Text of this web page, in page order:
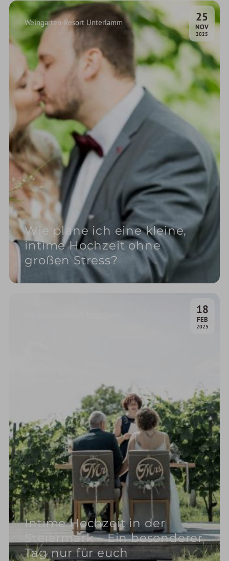
25
NOV.
2025
Wie plane ich eine kleine,
intime Hochzeit ohne
großen Stress?
Weingarten-Resort Unterlamm
18
FEB.
2025
Intime Hochzeit in der
Steiermark – Ein besonderer
Tag nur für euch